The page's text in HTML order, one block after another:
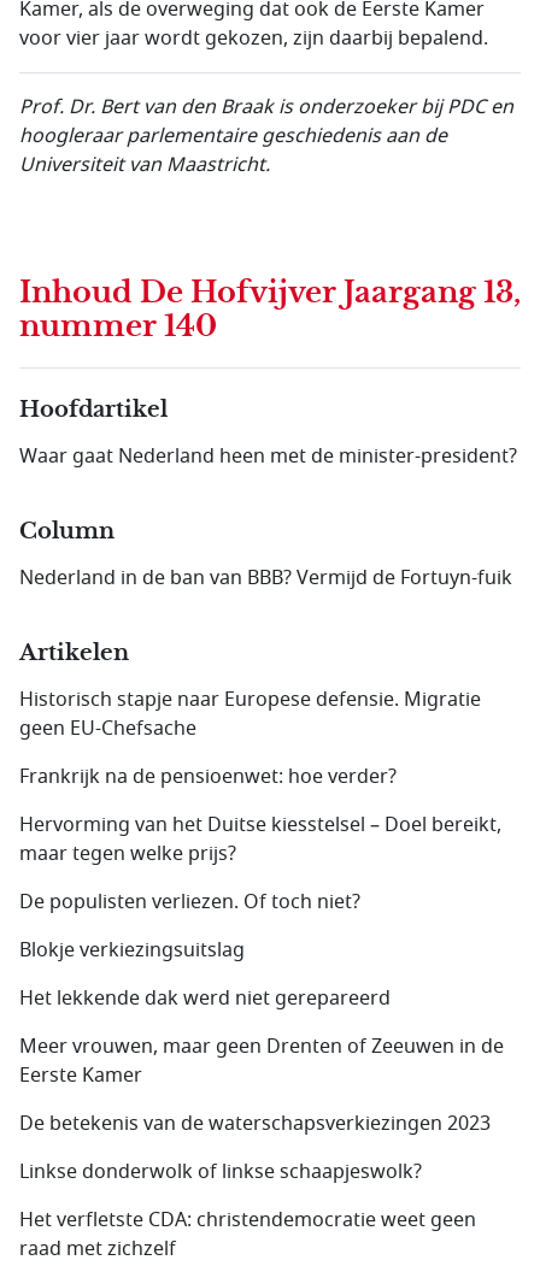
Kamer, als de overweging dat ook de Eerste Kamer
voor vier jaar wordt gekozen, zijn daarbij bepalend.
Prof. Dr. Bert van den Braak is onderzoeker bij PDC en
hoogleraar parlementaire geschiedenis aan de
Universiteit van Maastricht.
Inhoud De Hofvijver Jaargang 13,
nummer 140
Hoofdartikel
Waar gaat Nederland heen met de minister-president?
Column
Nederland in de ban van BBB? Vermijd de Fortuyn-fuik
Artikelen
Historisch stapje naar Europese defensie. Migratie
geen EU-Chefsache
Frankrijk na de pensioenwet: hoe verder?
Hervorming van het Duitse kiesstelsel – Doel bereikt,
maar tegen welke prijs?
De populisten verliezen. Of toch niet?
Blokje verkiezingsuitslag
Het lekkende dak werd niet gerepareerd
Meer vrouwen, maar geen Drenten of Zeeuwen in de
Eerste Kamer
De betekenis van de waterschapsverkiezingen 2023
Linkse donderwolk of linkse schaapjeswolk?
Het verfletste CDA: christendemocratie weet geen
raad met zichzelf